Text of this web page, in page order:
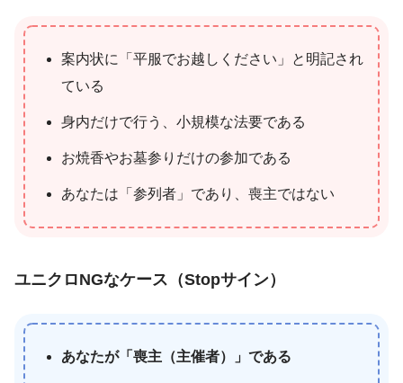
案内状に「平服でお越しください」と明記され
ている
身内だけで行う、小規模な法要である
お焼香やお墓参りだけの参加である
あなたは「参列者」であり、喪主ではない
ユニクロNGなケース（Stopサイン）
あなたが「喪主（主催者）」である